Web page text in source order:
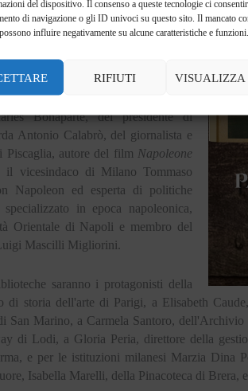
del dispositivo. Il consenso a queste tecnologie ci
di navigazione o gli ID univoci su questo sito. Il mancato
influire negativamente su alcune caratteristiche e funzioni.
RIFIUTI VISUALIZZA
Europea delle Città Napoleoniche e
Rosa, Presidente del Centro di
esperto di strategia aziendale e
storia napoleonica e della sua
Bonaparte, del presidente di
Antonio Calabrò, del giornalista e
Piscaglia, autore del film Napoleone
il vicesindaco di Milano Tommaso
Napoleon ed esperta di politiche
in epoca napoleonica,
Orientale di Napoli e membro del
Mascilli Migliorini.
saranno i protagonisti della
di storia dell'arte di Parigi, a Elisabeth
San Marino, a Carmela Santoro,
di Lodi, a Gloria Peria, direttore della
e per le istituzioni milanesi Marzia Dina
Isabella Marelli, della Pinacoteca di Brera,